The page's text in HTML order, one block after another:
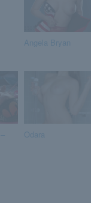
Angela Bryan
Odara